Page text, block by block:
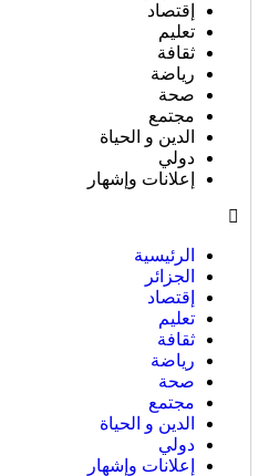
إقتصاد
تعليم
ثقافة
رياضة
صحة
مجتمع
الدين و الحياة
دولي
إعلانات وإشهار
الرئيسية
الجزائر
إقتصاد
تعليم
ثقافة
رياضة
صحة
مجتمع
الدين و الحياة
دولي
إعلانات وإشهار